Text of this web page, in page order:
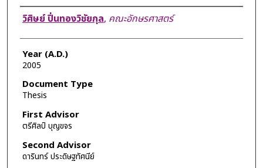
Author
วิศิษย์ ปิ่นทองวิชัยกุล, คณะอักษรศาสตร์
Year (A.D.)
2005
Document Type
Thesis
First Advisor
ตรีศิลป์ บุญขจร
Second Advisor
ดารินทร์ ประดิษฐทัศนีย์